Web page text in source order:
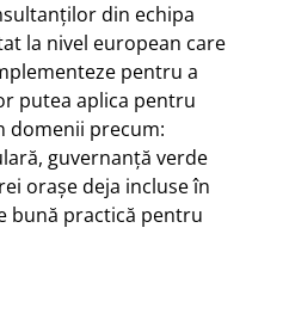
din echipa
la nivel european care
pentru a
putea aplica pentru
domenii precum:
guvernanță verde
orașe deja incluse în
bună practică pentru